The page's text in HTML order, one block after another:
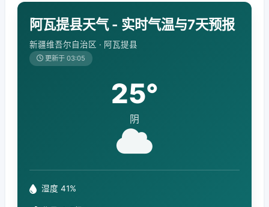
阿瓦提县天气 - 实时气温与7天预报
新疆维吾尔自治区 · 阿瓦提县
更新于 03:05
25°
阴
湿度 41%